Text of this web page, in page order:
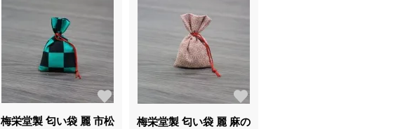
梅栄堂製 匂い袋 麗 市松
梅栄堂製 匂い袋 麗 麻の